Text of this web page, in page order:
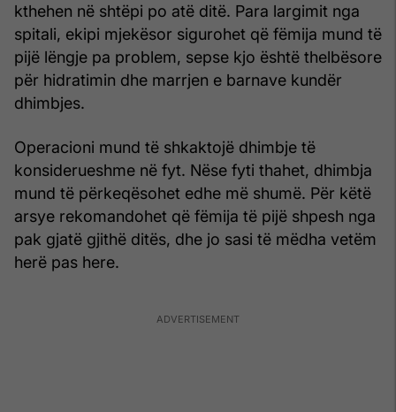
kthehen në shtëpi po atë ditë. Para largimit nga
spitali, ekipi mjekësor sigurohet që fëmija mund të
pijë lëngje pa problem, sepse kjo është thelbësore
për hidratimin dhe marrjen e barnave kundër
dhimbjes.
Operacioni mund të shkaktojë dhimbje të
konsiderueshme në fyt. Nëse fyti thahet, dhimbja
mund të përkeqësohet edhe më shumë. Për këtë
arsye rekomandohet që fëmija të pijë shpesh nga
pak gjatë gjithë ditës, dhe jo sasi të mëdha vetëm
herë pas here.